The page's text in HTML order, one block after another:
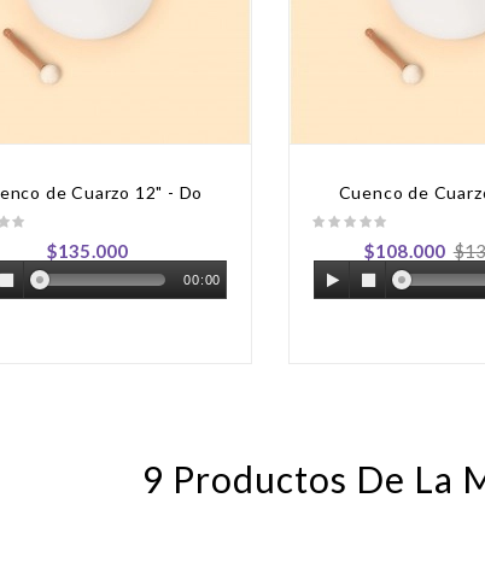
de Cuarzo 12" - Do
Precio
$135.000
00:00
Cuenco de
Precio
$108.000
9 Productos De La